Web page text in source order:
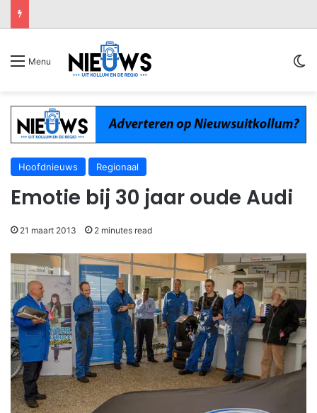
Menu
Hoofdnieuws Regionaal
Emotie bij 30 jaar oude Audi
21 maart 2013 2 minutes read